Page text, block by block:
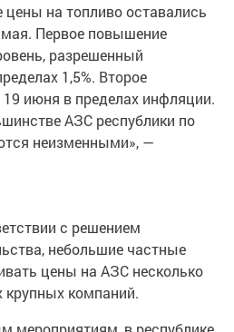
цены на топливо оставались
Первое повышение
разрешенный
1,5%. Второе
июня в пределах инфляции.
АЗС республики по
неизменными», —
с решением
небольшие частные
цены на АЗС несколько
крупных компаний.